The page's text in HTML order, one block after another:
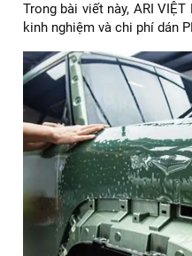
Trong bài viết này, ARI
kinh nghiệm và chi phí dán